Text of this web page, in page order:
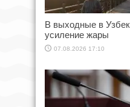
В выходные в
усиление жары
07.08.2026 17:10